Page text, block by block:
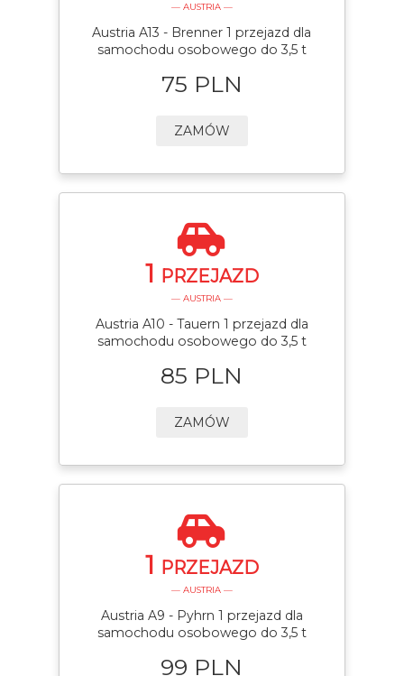
— AUSTRIA —
Austria A13 - Brenner 1 przejazd dla
samochodu osobowego do 3,5 t
75 PLN
ZAMÓW
1 PRZEJAZD
— AUSTRIA —
Austria A10 - Tauern 1 przejazd dla
samochodu osobowego do 3,5 t
85 PLN
ZAMÓW
1 PRZEJAZD
— AUSTRIA —
Austria A9 - Pyhrn 1 przejazd dla
samochodu osobowego do 3,5 t
99 PLN